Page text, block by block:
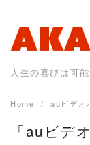
content
人生の喜びは可
Home auビデオ
「auビデ